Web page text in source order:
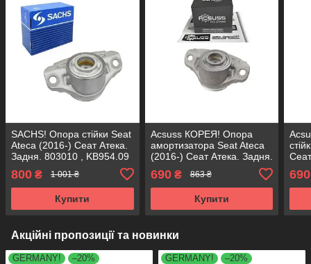
SACHS! Опора стійки Seat
Ateca (2016-) Сеат Атека.
Задня. 803010 , KB954.09
800 ₴ 1 001 ₴
Купити
Acsuss КОРЕЯ! Опора
амортизатора Seat Ateca
(2016-) Сеат Атека. Задня.
KB954.08
690₴ 863 ₴
Купити
690
Акційні пропозиції та новинки
GERMANY! –20% GERMANY! –20%